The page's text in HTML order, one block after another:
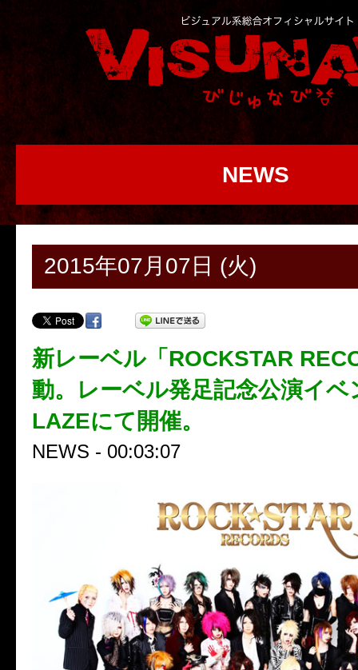
NEWS
2015年07月07日 (火)
新レーベル「ROCKSTAR
動。レーベル発足記念公演イベ
LAZEにて開催。
NEWS - 00:03:07